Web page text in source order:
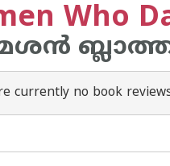
Who
currently no book